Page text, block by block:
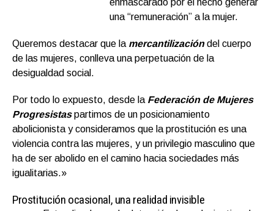
enmascarado por el hecho generar
una “remuneración” a la mujer.
Queremos destacar que la mercantilizacióndel cuerpo
de las mujeres, conlleva una perpetuación de la
desigualdad social.
Por todo lo expuesto, desde la Federación de Mujeres
Progresistaspartimos de un posicionamiento
abolicionista y consideramos que la prostitución es una
violencia contra las mujeres, y un privilegio masculino que
ha de ser abolido en el camino hacia sociedades más
igualitarias.»
Prostitución ocasional, una realidad invisible